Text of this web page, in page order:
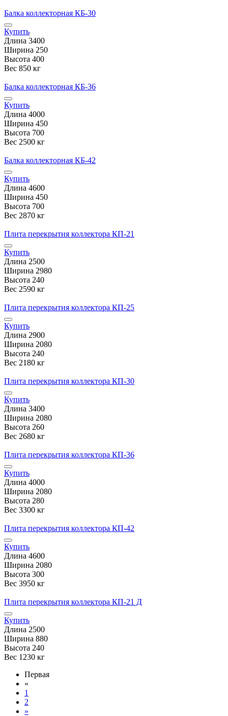
Балка коллекторная КБ-30
Купить
Длина 3400
Ширина 250
Высота 400
Вес 850 кг
Балка коллекторная КБ-36
Купить
Длина 4000
Ширина 450
Высота 700
Вес 2500 кг
Балка коллекторная КБ-42
Купить
Длина 4600
Ширина 450
Высота 700
Вес 2870 кг
Плита перекрытия коллектора КП-21
Купить
Длина 2500
Ширина 2980
Высота 240
Вес 2590 кг
Плита перекрытия коллектора КП-25
Купить
Длина 2900
Ширина 2080
Высота 240
Вес 2180 кг
Плита перекрытия коллектора КП-30
Купить
Длина 3400
Ширина 2080
Высота 260
Вес 2680 кг
Плита перекрытия коллектора КП-36
Купить
Длина 4000
Ширина 2080
Высота 280
Вес 3300 кг
Плита перекрытия коллектора КП-42
Купить
Длина 4600
Ширина 2080
Высота 300
Вес 3950 кг
Плита перекрытия коллектора КП-21 Д
Купить
Длина 2500
Ширина 880
Высота 240
Вес 1230 кг
Первая
«
1
2
»